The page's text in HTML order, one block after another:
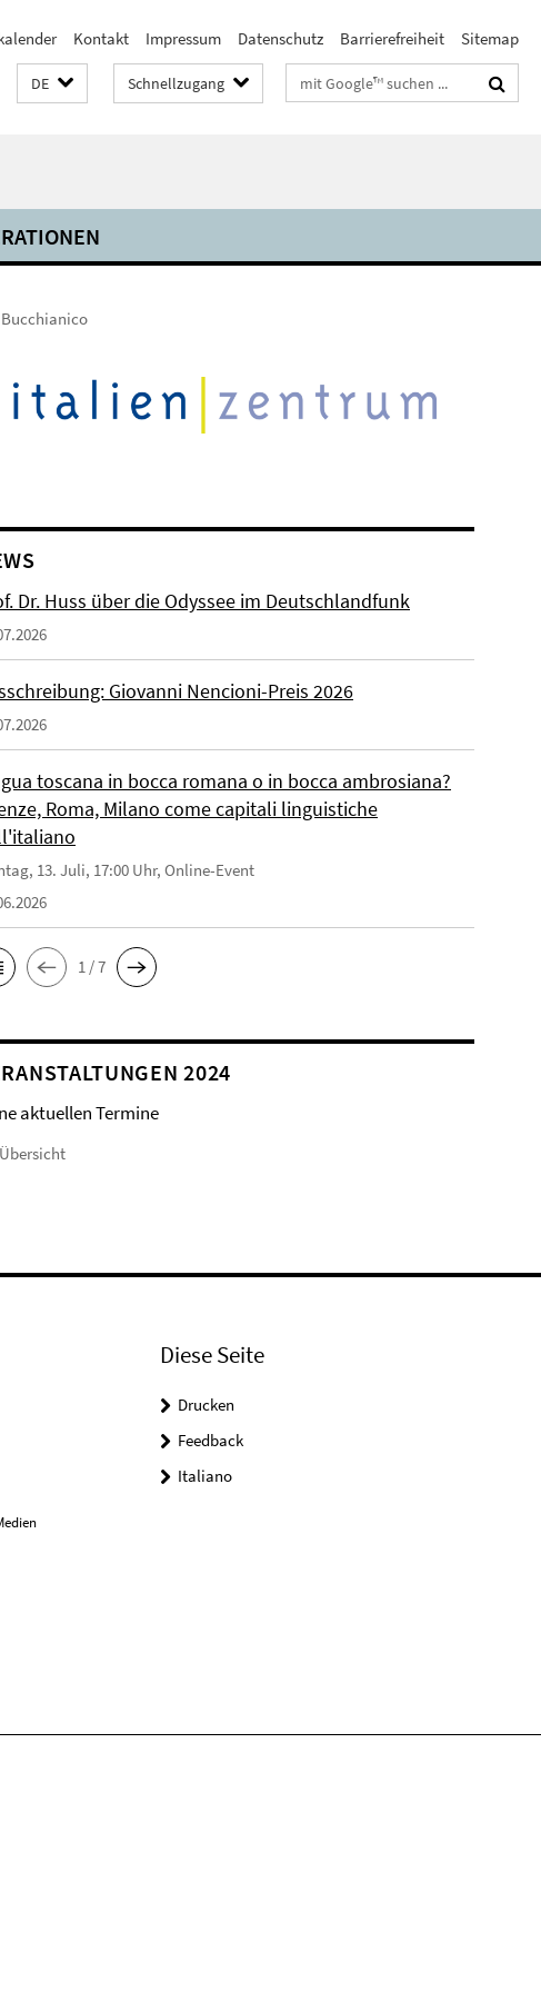
Kontakt Impressum Datenschutz Barrierefreiheit Sitemap
DE Schnellzugang Suchbegriffe
Bucchianico
Dr. Huss über die Odyssee im Deutschlandfunk
Giovanni Nencioni-Preis 2026
toscana in bocca romana o in bocca ambrosiana?
Roma, Milano come capitali linguistiche
13. Juli, 17:00 Uhr, Online-Event
1 / 7
2024
aktuellen Termine
Übersicht
Diese Seite
Drucken
Feedback
Italiano